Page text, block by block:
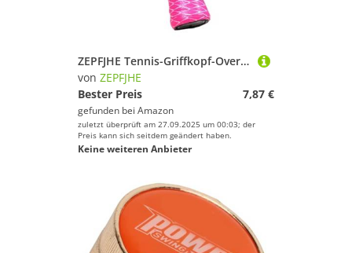
ZEPFJHE Tennis-Griffkopf-Overgrips Anti-Rutsch-Schweißband für Squash-Badmintons, Pickleballs, rutschfest, Tennisschläger, super saugfähig
von ZEPFJHE
Bester Preis
7,87 €
gefunden bei Amazon
zuletzt überprüft am 27.09.2025 um 00:03; der
Preis kann sich seitdem geändert haben.
Keine weiteren Anbieter